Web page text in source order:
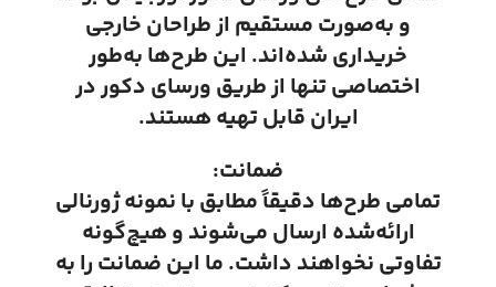
و به‌صورت مستقیم از طراحان خارجی
خریداری شده‌اند. این طرح‌ها به‌طور
اختصاصی تنها از طریق ورسای دکور در
ایران قابل تهیه هستند.
ضمانت:
تمامی طرح‌ها دقیقاً مطابق با نمونه ژورنالی
ارائه‌شده ارسال می‌شوند و هیچ‌گونه
تفاوتی نخواهند داشت. ما این ضمانت را به